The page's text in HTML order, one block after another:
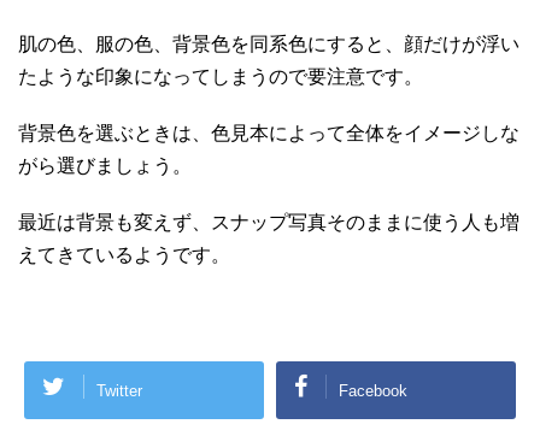
肌の色、服の色、背景色を同系色にすると、顔だけが浮い
たような印象になってしまうので要注意です。
背景色を選ぶときは、色見本によって全体をイメージしな
がら選びましょう。
最近は背景も変えず、スナップ写真そのままに使う人も増
えてきているようです。
Twitter Facebook